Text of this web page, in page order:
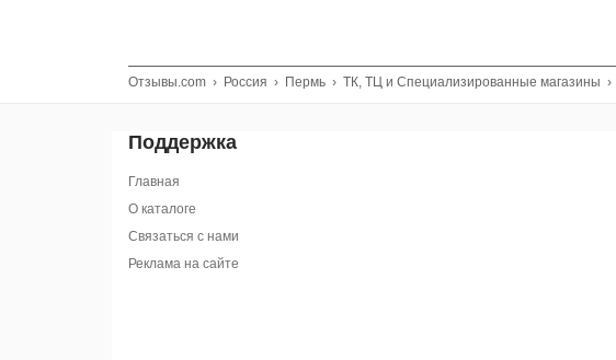
Отзывы.com › Россия › Пермь › ТК, ТЦ и Специализированные магазины ›
Поддержка
Главная
О каталоге
Связаться с нами
Реклама на сайте